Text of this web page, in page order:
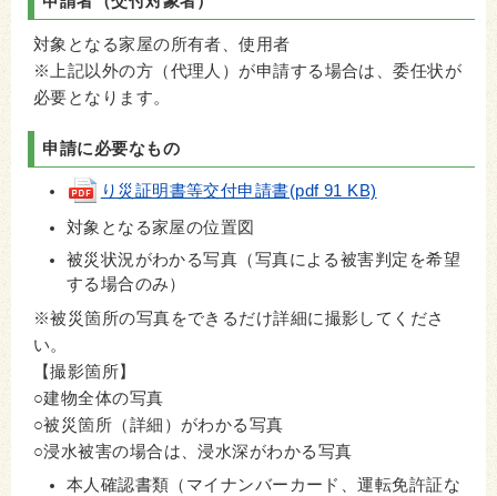
対象となる家屋の所有者、使用者
※上記以外の方（代理人）が申請する場合は、委任状が
必要となります。
申請に必要なもの
り災証明書等交付申請書(pdf 91 KB)
対象となる家屋の位置図
被災状況がわかる写真（写真による被害判定を希望
する場合のみ）
※被災箇所の写真をできるだけ詳細に撮影してくださ
い。
【撮影箇所】
○建物全体の写真
○被災箇所（詳細）がわかる写真
○浸水被害の場合は、浸水深がわかる写真
本人確認書類（マイナンバーカード、運転免許証な